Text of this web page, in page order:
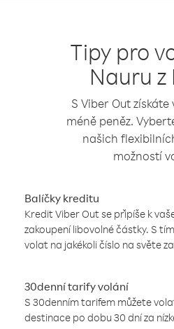
Tipy pro
Nauru z
S Viber Out získáte
méně peněz.
našich
možností
Balíčky kreditu
Kredit Viber Out se připíše k
zakoupení libovolné částky. S
volat na jakékoli číslo na světe
30denní tarify volání
S 30denním tarifem můžete
destinace po dobu 30 dní za